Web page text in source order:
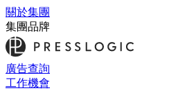
關於集團
集團品牌
廣告查詢
工作機會